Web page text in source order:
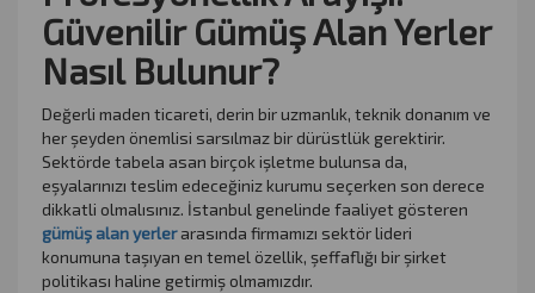
Güvenilir Gümüş Alan Yerler
Nasıl Bulunur?
Değerli maden ticareti, derin bir uzmanlık, teknik donanım ve
her şeyden önemlisi sarsılmaz bir dürüstlük gerektirir.
Sektörde tabela asan birçok işletme bulunsa da,
eşyalarınızı teslim edeceğiniz kurumu seçerken son derece
dikkatli olmalısınız. İstanbul genelinde faaliyet gösteren
gümüş alan yerler arasında firmamızı sektör lideri
konumuna taşıyan en temel özellik, şeffaflığı bir şirket
politikası haline getirmiş olmamızdır.